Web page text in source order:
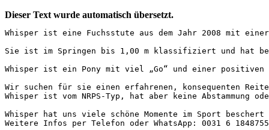
Dieser Text wurde automatisch übersetzt.
Whisper ist eine Fuchsstute aus dem Jahr 2008 mit
Sie ist im Springen bis 1,00 m klassifiziert und hat
Whisper ist ein Pony mit viel „Go“ und einer
Wir suchen für sie einen erfahrenen, konsequenten
Whisper ist vom NRPS-Typ, hat aber keine Abstammung
Whisper hat uns viele schöne Momente im Sport
Weitere Infos per Telefon oder WhatsApp: 0031 6